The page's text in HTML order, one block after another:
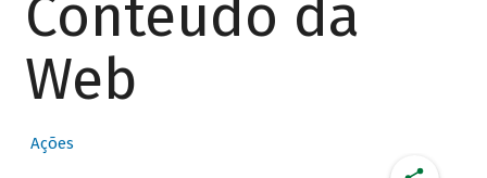
Conteúdo da
Web
Ações